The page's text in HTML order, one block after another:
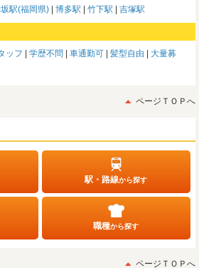
駅(福岡県) 博多駅 竹下駅 吉塚駅
ッフ 学歴不問 車通勤可 髪型自由
大量募
ページＴＯＰへ
駅・路線から探す
職種から探す
ページＴＯＰへ